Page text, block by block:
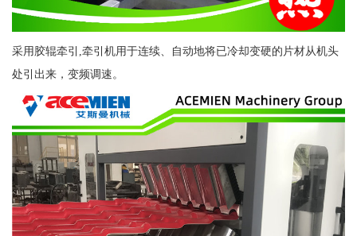
采用胶辊牵引,牵引机用于连续、自动地将已冷却变硬的片材从机头
处引出来，变频调速。